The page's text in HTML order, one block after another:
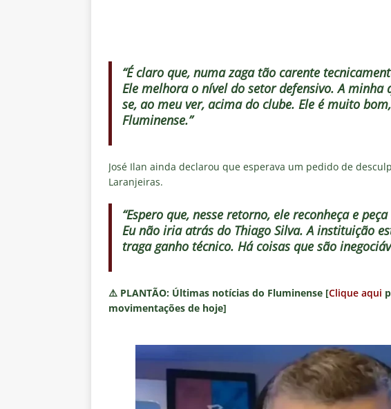
“É claro que, numa zaga tão carente
Ele melhora o nível do setor defensivo. A minha
se, ao meu ver, acima do clube. Ele é muito
Fluminense.”
José Ilan ainda declarou que esperava um pedido de
Laranjeiras.
“Espero que, nesse retorno, ele reconheça e
Eu não iria atrás do Thiago Silva. A instituição
traga ganho técnico. Há coisas que são
⚠️ PLANTÃO: Últimas notícias do Fluminense [Clique aqui
movimentações de hoje]